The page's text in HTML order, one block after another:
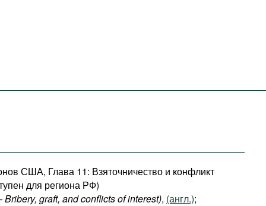
США, Глава 11: Взяточничество и конфликт
для региона РФ)
graft, and conflicts of interest), (англ.);